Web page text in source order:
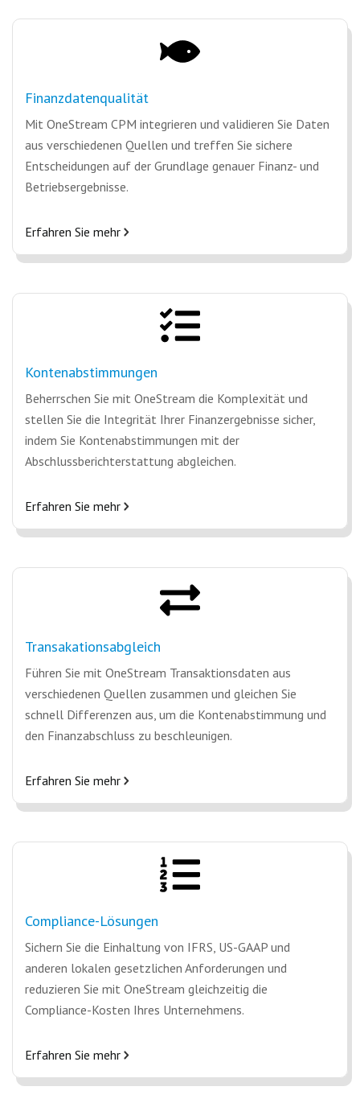
Finanzdatenqualität
Mit OneStream CPM integrieren und validieren Sie Daten
aus verschiedenen Quellen und treffen Sie sichere
Entscheidungen auf der Grundlage genauer Finanz- und
Betriebsergebnisse.
Erfahren Sie mehr
Kontenabstimmungen
Beherrschen Sie mit OneStream die Komplexität und
stellen Sie die Integrität Ihrer Finanzergebnisse sicher,
indem Sie Kontenabstimmungen mit der
Abschlussberichterstattung abgleichen.
Erfahren Sie mehr
Transakationsabgleich
Führen Sie mit OneStream Transaktionsdaten aus
verschiedenen Quellen zusammen und gleichen Sie
schnell Differenzen aus, um die Kontenabstimmung und
den Finanzabschluss zu beschleunigen.
Erfahren Sie mehr
Compliance-Lösungen
Sichern Sie die Einhaltung von IFRS, US-GAAP und
anderen lokalen gesetzlichen Anforderungen und
reduzieren Sie mit OneStream gleichzeitig die
Compliance-Kosten Ihres Unternehmens.
Erfahren Sie mehr